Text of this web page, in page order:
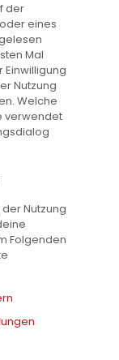
der
eines
Mal
Nutzung
Welche
verwendet
Nutzung
Folgenden